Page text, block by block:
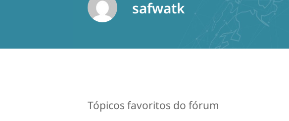
safwatk
Tópicos favoritos do fórum